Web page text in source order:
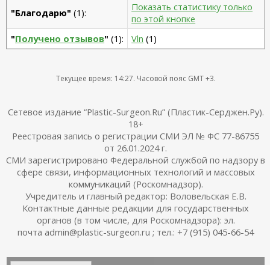
"Благодарю" (1):
Показать статистику только
по этой кнопке
"Получено отзывов" (1): Vln (1)
Текущее время: 14:27. Часовой пояс GMT +3.
Сетевое издание “Plastic-Surgeon.Ru” (Пластик-Серджен.Ру).
18+
Реестровая запись о регистрации СМИ ЭЛ № ФС 77-86755
от 26.01.2024 г.
СМИ зарегистрировано Федеральной службой по надзору в
сфере связи, информационных технологий и массовых
коммуникаций (Роскомнадзор).
Учредитель и главный редактор: Воловельская Е.В.
Контактные данные редакции для государственных
органов (в том числе, для Роскомнадзора): эл.
почта admin@plastic-surgeon.ru ; тел.: +7 (915) 045-66-54